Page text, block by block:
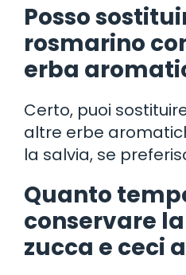
Posso
rosmarino
erba
Certo, puoi
altre erbe
la salvia, se
Quanto
conservare
zucca e ceci